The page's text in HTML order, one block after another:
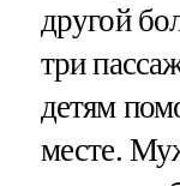
другой
три
детям
месте.